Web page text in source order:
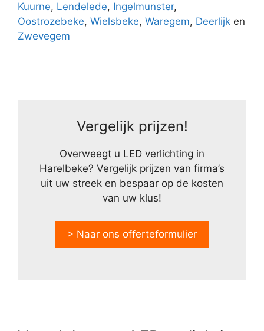
Kuurne, Lendelede, Ingelmunster,
Oostrozebeke, Wielsbeke, Waregem, Deerlijk en
Zwevegem
Vergelijk prijzen!
Overweegt u LED verlichting in
Harelbeke? Vergelijk prijzen van firma’s
uit uw streek en bespaar op de kosten
van uw klus!
> Naar ons offerteformulier